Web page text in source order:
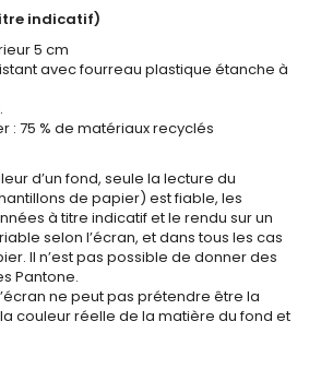
indicatif)
5 cm
avec fourreau plastique étanche à
: 75 % de matériaux recyclés
d’un fond, seule la lecture du
de papier) est fiable, les
à titre indicatif et le rendu sur un
selon l’écran, et dans tous les cas
Il n’est pas possible de donner des
Pantone.
ne peut pas prétendre être la
couleur réelle de la matière du fond et